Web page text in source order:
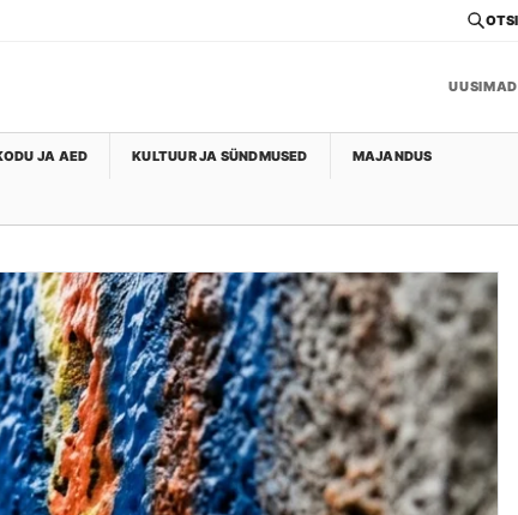
OTSI
UUSIMAD
JA AED KULTUUR JA SÜNDMUSED MAJANDUS